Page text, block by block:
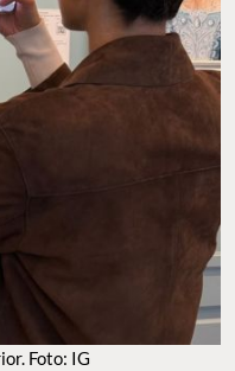
Foto: IG